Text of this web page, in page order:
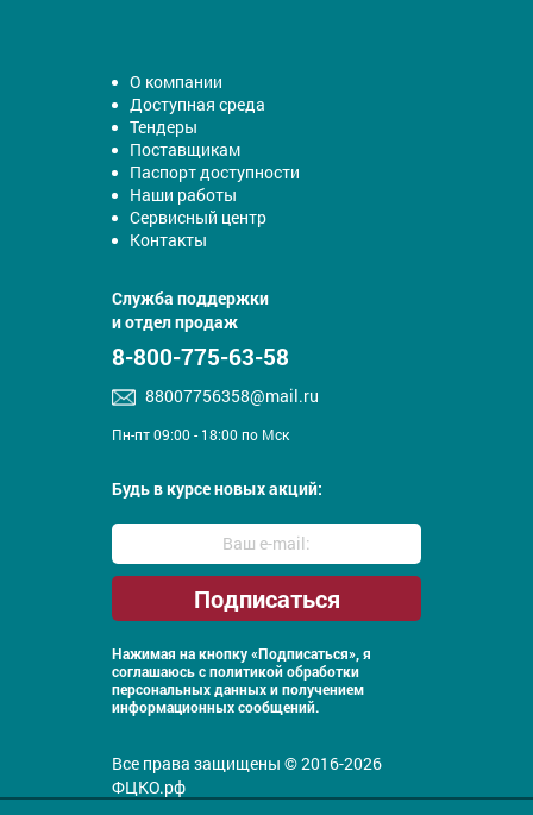
О компании
Доступная среда
Тендеры
Поставщикам
Паспорт доступности
Наши работы
Сервисный центр
Контакты
Служба поддержки
и отдел продаж
8-800-775-63-58
88007756358@mail.ru
Пн-пт 09:00 - 18:00 по Мск
Будь в курсе новых акций:
Нажимая на кнопку «Подписаться», я
соглашаюсь с политикой обработки
персональных данных и получением
информационных сообщений.
Все права защищены © 2016-2026
ФЦКО.рф